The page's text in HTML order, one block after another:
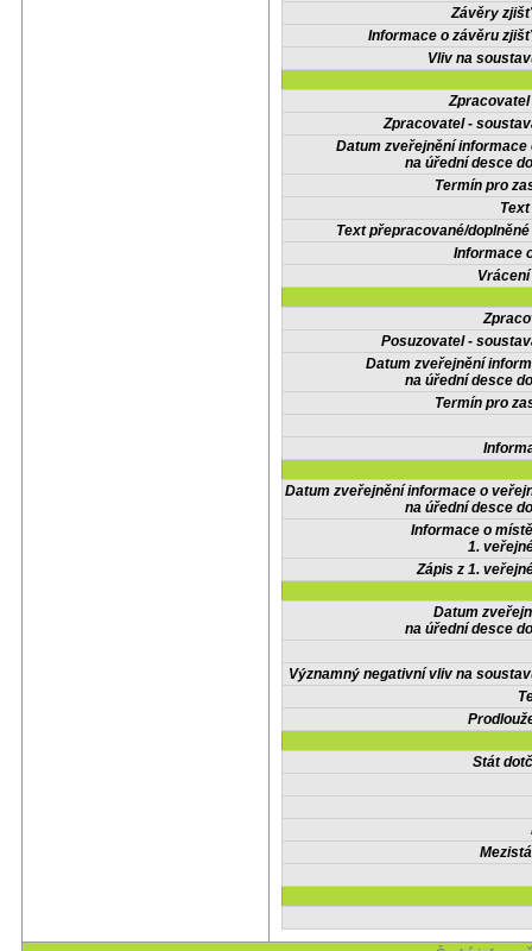
Závěry
Informace o závěru
Vliv na
Zpracovatel -
Datum zveřejnění informace
na úřední desce
Termín pro
Text přepracované/
Informace
Posuzovatel -
Datum zveřejnění
na úřední desce
Termín pro
Datum zveřejnění informace o
na úřední desce
Informace o
1.
Zápis z 1.
Datum
na úřední desce
Významný negativní vliv na
Stát